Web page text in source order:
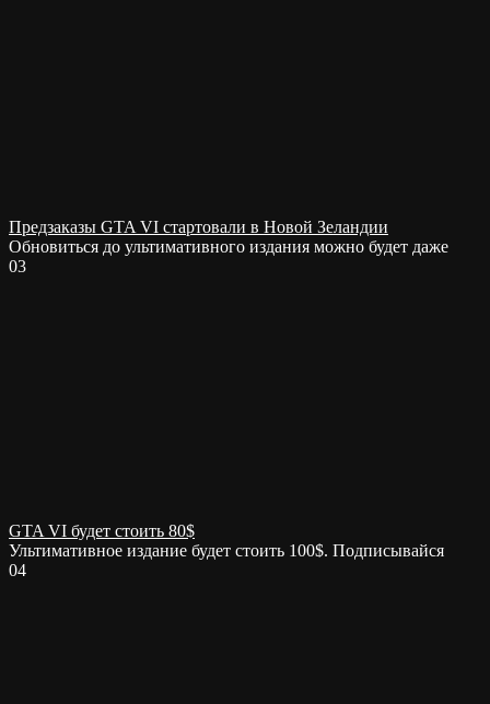
Предзаказы GTA VI стартовали в Новой Зеландии
Обновиться до ультимативного издания можно будет даже
03
GTA VI будет стоить 80$
Ультимативное издание будет стоить 100$. Подписывайся
04